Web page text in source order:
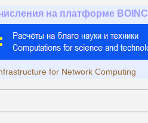
на платформе BOINC
for Network Computing